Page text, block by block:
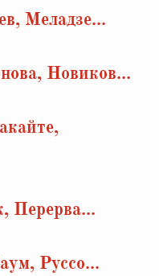
Меладзе...
Новиков...
Перерва...
Руссо...